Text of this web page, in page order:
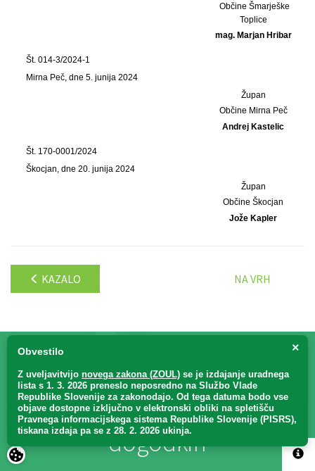
Občine Šmarješke
Toplice
mag. Marjan Hribar
Št. 014-3/2024-1
Mirna Peč, dne 5. junija 2024
Župan
Občine Mirna Peč
Andrej Kastelic
Št. 170-0001/2024
Škocjan, dne 20. junija 2024
Župan
Občine Škocjan
Jože Kapler
KAZALO NA VRH
Bodite obveščenio vseh
naših novostih, akcijah in
dogodkih
×
Obvestilo
Z uveljavitvijo novega zakona (ZOUL) se je izdajanje uradnega
lista s 1. 3. 2026 preneslo neposredno na Službo Vlade
Republike Slovenije za zakonodajo. Od tega datuma bodo vse
objave dostopne izključno v elektronski obliki na spletišču
Pravnega informacijskega sistema Republike Slovenije (PISRS),
tiskana izdaja pa se z 28. 2. 2026 ukinja.